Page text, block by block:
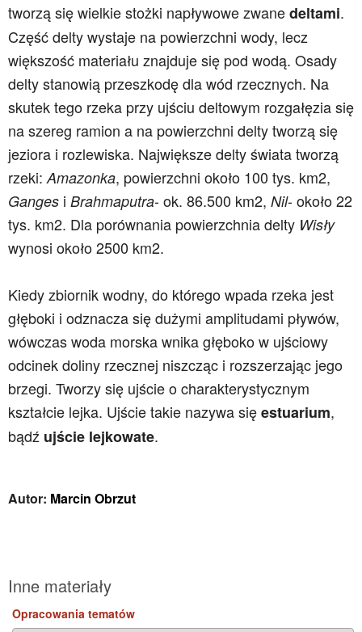
tworzą się wielkie stożki napływowe zwanedeltami.
Część delty wystaje na powierzchni wody, lecz
większość materiału znajduje się pod wodą. Osady
delty stanowią przeszkodę dla wód rzecznych. Na
skutek tego rzeka przy ujściu deltowym rozgałęzia się
na szereg ramion a na powierzchni delty tworzą się
jeziora i rozlewiska. Największe delty świata tworzą
rzeki: Amazonka, powierzchni około 100 tys. km2,
Ganges i Brahmaputra- ok. 86.500 km2, Nil- około 22
tys. km2. Dla porównania powierzchnia delty Wisły
wynosi około 2500 km2.
Kiedy zbiornik wodny, do którego wpada rzeka jest
głęboki i odznacza się dużymi amplitudami pływów,
wówczas woda morska wnika głęboko w ujściowy
odcinek doliny rzecznej niszcząc i rozszerzając jego
brzegi. Tworzy się ujście o charakterystycznym
kształcie lejka. Ujście takie nazywa sięestuarium,
bądź ujście lejkowate.
Autor: Marcin Obrzut
Inne materiały
Opracowania tematów